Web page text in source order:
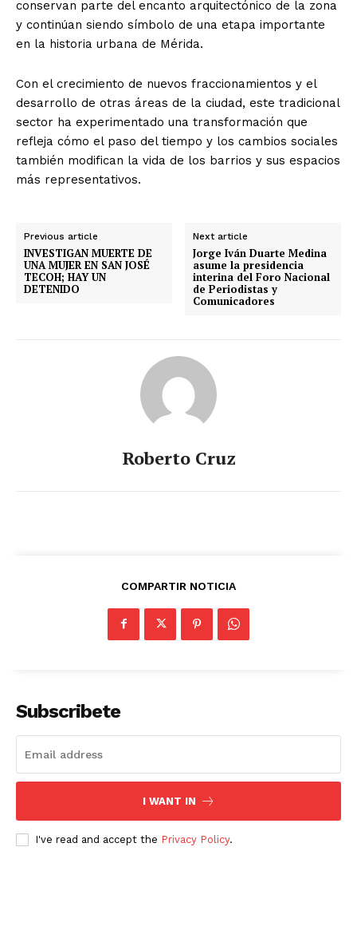
conservan parte del encanto arquitectónico de la zona
y continúan siendo símbolo de una etapa importante
en la historia urbana de Mérida.
Con el crecimiento de nuevos fraccionamientos y el
desarrollo de otras áreas de la ciudad, este tradicional
sector ha experimentado una transformación que
refleja cómo el paso del tiempo y los cambios sociales
también modifican la vida de los barrios y sus espacios
más representativos.
Previous article
INVESTIGAN MUERTE DE
UNA MUJER EN SAN JOSÉ
TECOH; HAY UN
DETENIDO
Next article
Jorge Iván Duarte Medina
asume la presidencia
interina del Foro Nacional
de Periodistas y
Comunicadores
Roberto Cruz
COMPARTIR NOTICIA
Subscribete
I WANT IN
I've read and accept the Privacy Policy.